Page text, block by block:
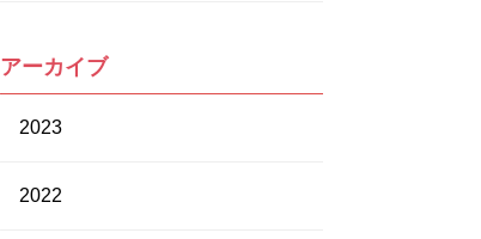
アーカイブ
2023
2022